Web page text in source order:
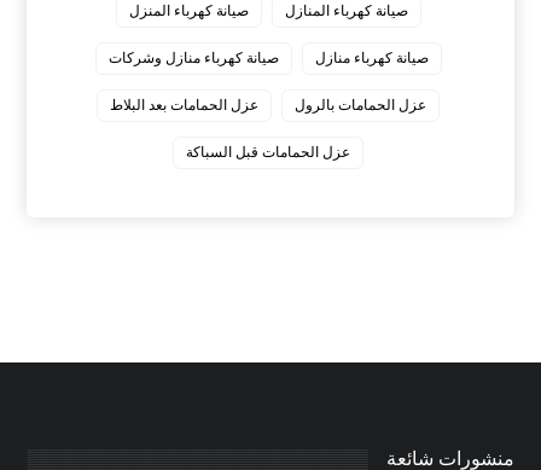
صيانة كهرباء المنازل صيانة كهرباء المنزل
صيانة كهرباء منازل صيانة كهرباء منازل وشركات
عزل الحمامات بالرول عزل الحمامات بعد البلاط
عزل الحمامات قبل السباكة
منشورات شائعة